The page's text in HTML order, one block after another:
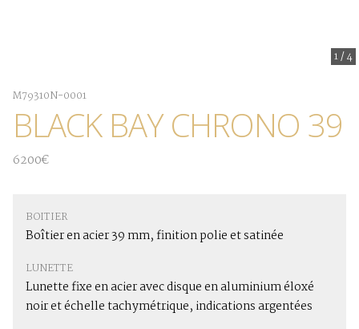
1/4
M79310N-0001
BLACK BAY CHRONO 39
6200€
BOITIER
Boîtier en acier 39 mm, finition polie et satinée
LUNETTE
Lunette fixe en acier avec disque en aluminium éloxé
noir et échelle tachymétrique, indications argentées